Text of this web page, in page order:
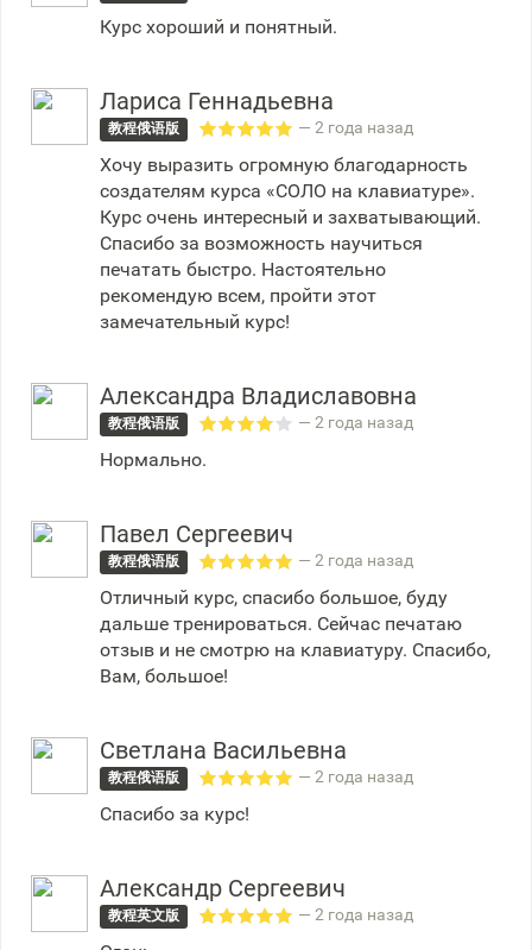
Курс хороший и понятный.
Лариса Геннадьевна
教程俄语版 — 2 года назад
Хочу выразить огромную благодарность
создателям курса «СОЛО на клавиатуре».
Курс очень интересный и захватывающий.
Спасибо за возможность научиться
печатать быстро. Настоятельно
рекомендую всем, пройти этот
замечательный курс!
Александра Владиславовна
教程俄语版 — 2 года назад
Нормально.
Павел Сергеевич
教程俄语版 — 2 года назад
Отличный курс, спасибо большое, буду
дальше тренироваться. Сейчас печатаю
отзыв и не смотрю на клавиатуру. Спасибо,
Вам, большое!
Светлана Васильевна
教程俄语版 — 2 года назад
Спасибо за курс!
Александр Сергеевич
教程英文版 — 2 года назад